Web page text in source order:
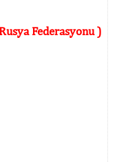
Federasyonu )